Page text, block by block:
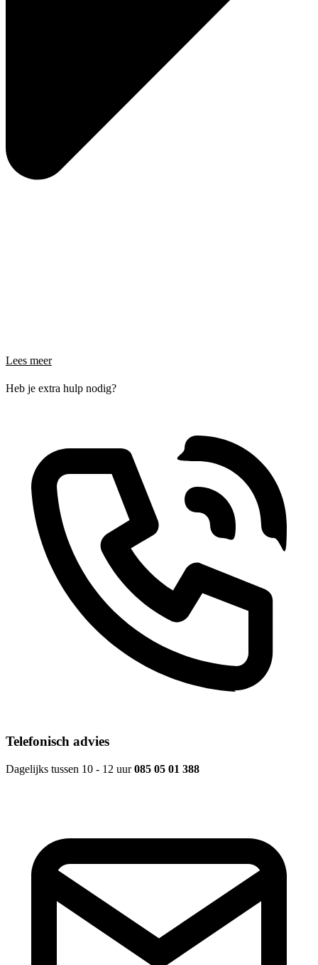
Lees meer
Heb je extra hulp nodig?
Telefonisch advies
Dagelijks tussen 10 - 12 uur085 05 01 388